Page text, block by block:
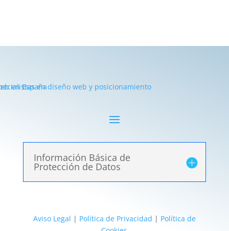
Información Básica de
Protección de Datos
Aviso Legal | Política de Privacidad | Política de